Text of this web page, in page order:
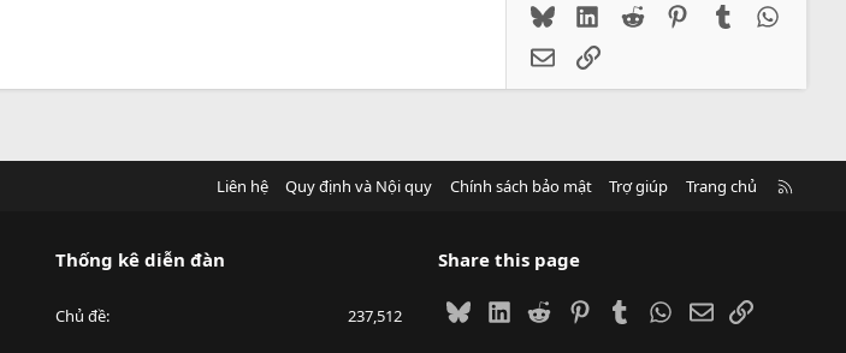
BlueskyLinkedIn
Reddit PinterestTumblr
EmailLink
Liên hệ Quy định và Nội quy Chính sách bảo mật Trợ giúp Trang chủ
Thống kê diễn đàn
Chủ đề 237,512
Share this page
BlueskyLinkedIn
Reddit PinterestTumblrWhatsApp
EmailLink